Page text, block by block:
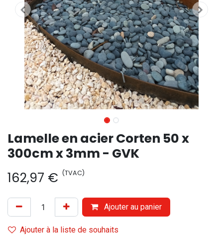
Lamelle en acier Corten 50 x
300cm x 3mm - GVK
162,97 € (TVAC)
Ajouter au panier
Ajouter à la liste de souhaits